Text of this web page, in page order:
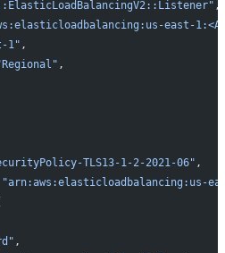
,
east-
1" ,
,
TLS13-1-2-2021-06" ,
"arn:aws:elasticloadbalancing:us-
,